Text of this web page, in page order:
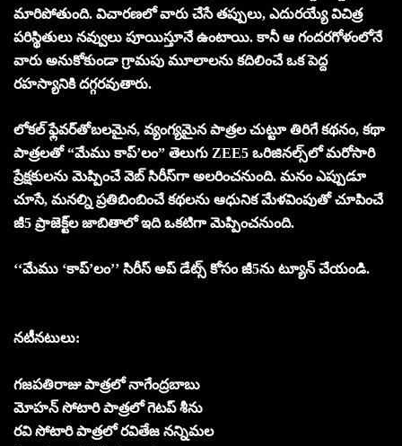
మారిపోతుంది. విచారణలో వారు చేసే తప్పులు, ఎదురయ్యే విచిత్ర
పరిస్థితులు నవ్వులు పూయిస్తూనే ఉంటాయి. కానీ ఆ గందరగోళంలోనే
వారు అనుకోకుండా గ్రామపు మూలాలను కదిలించే ఒక పెద్ద
రహస్యానికి దగ్గరవుతారు.
లోక‌ల్ ఫ్లేవ‌ర్‌తోబ‌ల‌మైన‌, వ్యంగ్య‌మైన‌ పాత్రల చుట్టూ తిరిగే కథనం, క‌థా
పాత్ర‌ల‌తో “మేము కాప్’లం” తెలుగు ZEE5 ఒరిజినల్స్‌లో మ‌రోసారి
ప్రేక్ష‌కుల‌ను మెప్పించే వెబ్ సిరీస్‌గా అల‌రించ‌నుంది. మ‌నం ఎప్పుడూ
చూసే, మ‌న‌ల్ని ప్రతిబింబించే కథలను ఆధునిక మేళవింపుతో చూపించే
జీ5 ప్రాజెక్ట్‌ల జాబితాలో ఇది ఒక‌టిగా మెప్పించ‌నుంది.
‘‘మేము ‘కాప్’లం’’ సిరీస్ అప్ డేట్స్ కోసం జీ5ను ట్యూన్ చేయండి.
న‌టీన‌టులు:
గ‌జ‌ప‌తిరాజు పాత్ర‌లో నాగేంద్ర‌బాబు
మోహ‌న్ సోటారి పాత్ర‌లో గెట‌ప్ శీను
ర‌వి సోటారి పాత్ర‌లో ర‌వితేజ నన్నిమ‌ల‌